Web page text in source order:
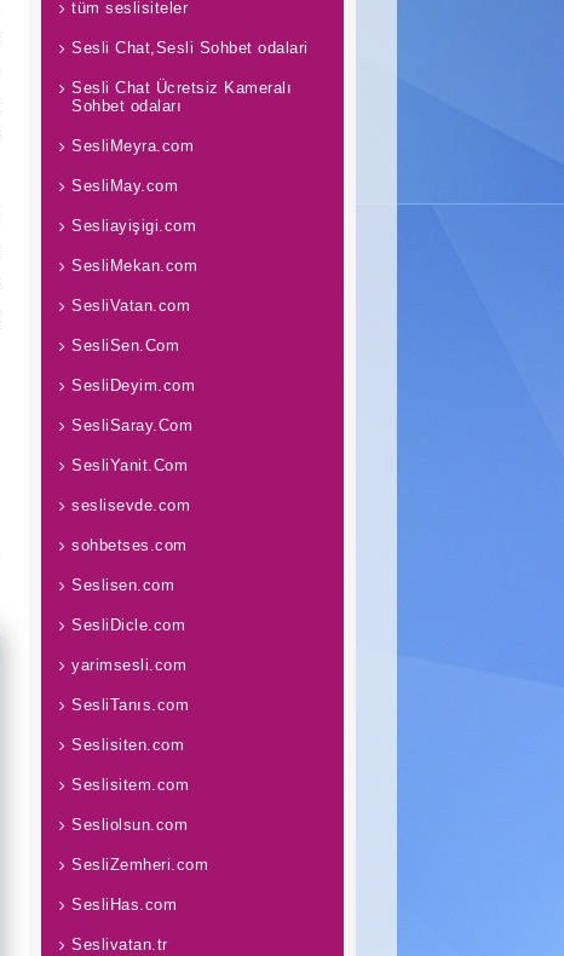
tüm seslisiteler
Sesli Chat,Sesli Sohbet odalari
Sesli Chat Ücretsiz Kameralı
Sohbet odaları
SesliMeyra.com
SesliMay.com
Sesliayişigi.com
SesliMekan.com
SesliVatan.com
SesliSen.Com
SesliDeyim.com
SesliSaray.Com
SesliYanit.Com
seslisevde.com
sohbetses.com
Seslisen.com
SesliDicle.com
yarimsesli.com
SesliTanıs.com
Seslisiten.com
Seslisitem.com
Sesliolsun.com
SesliZemheri.com
SesliHas.com
Seslivatan.tr